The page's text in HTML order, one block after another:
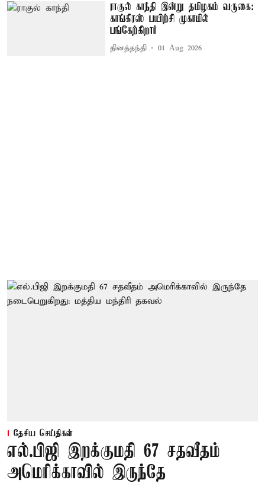
ராகுல் காந்தி இன்று தமிழகம் வருகை:
காங்கிரஸ் பயிற்சி முகாமில்
பங்கேற்கிறார்
தினத்தந்தி 01 Aug 2026
தேசிய செய்திகள்
எல்.பிஜி இறக்குமதி 67 சதவீதம்
அமெரிக்காவில் இருந்தே